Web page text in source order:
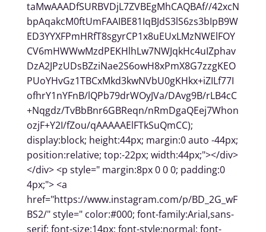
taMwAAADfSURBVDjL7ZVBEgMhCAQBAf//42xcN
bpAqakcM0ftUmFAAIBE81IqBJdS3lS6zs3bIpB9W
ED3YYXFPmHRfT8sgyrCP1x8uEUxLMzNWElFOY
CV6mHWWwMzdPEKHlhLw7NWJqkHc4uIZphav
DzA2JPzUDsBZziNae2S6owH8xPmX8G7zzgKEO
PUoYHvGz1TBCxMkd3kwNVbU0gKHkx+iZILf77I
ofhrY1nYFnB/lQPb79drWOyJVa/DAvg9B/rLB4cC
+Nqgdz/TvBbBnr6GBReqn/nRmDgaQEej7Whon
ozjF+Y2I/fZou/qAAAAAElFTkSuQmCC);
display:block; height:44px; margin:0 auto -44px;
position:relative; top:-22px; width:44px;"></div>
</div> <p style=" margin:8px 0 0 0; padding:0
4px;"> <a
href="https://www.instagram.com/p/BD_2G_wF
BS2/" style=" color:#000; font-family:Arial,sans-
serif; font-size:14px; font-style:normal; font-